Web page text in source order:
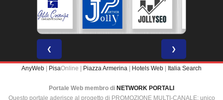
❮ ❯
AnyWeb PisaOnline | Piazza Armerina Hotels Web Italia Search
Portale Web membro di NETWORK PORTALI
Questo portale aderisce al progetto di PROMOZIONE MULTI-CANALE: unico